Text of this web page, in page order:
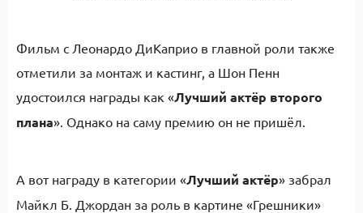
Фильм с Леонардо ДиКаприо в главной роли также
отметили за монтаж и кастинг, а Шон Пенн
удостоился награды как «Лучший актёр второго
плана». Однако на саму премию он не пришёл.
А вот награду в категории «Лучший актёр» забрал
Майкл Б. Джордан за роль в картине «Грешники»